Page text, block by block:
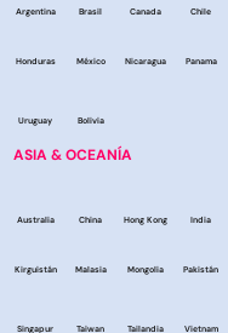
Argentina Brasil Canada Chile
Honduras México Nicaragua Panama
Uruguay Bolivia
ASIA & OCEANÍA
Australia China Hong Kong India
Kirguistán Malasia Mongolia Pakistán
Singapur Taiwan Tailandia Vietnam